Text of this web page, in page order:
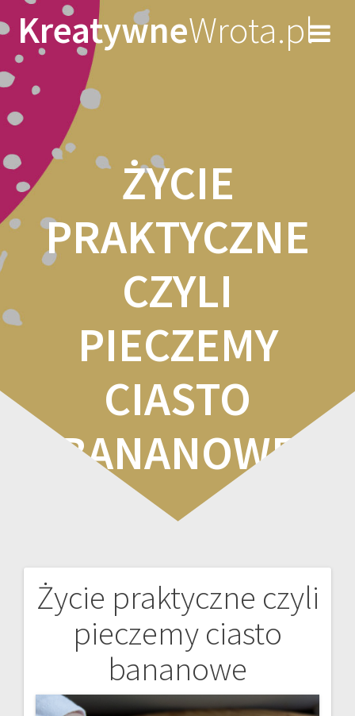
to
content
KreatywneWrota.pl
ŻYCIE
PRAKTYCZNE
CZYLI
PIECZEMY
CIASTO
BANANOWE
Życie praktyczne czyli
pieczemy ciasto
bananowe
Nawigacja
wpisu